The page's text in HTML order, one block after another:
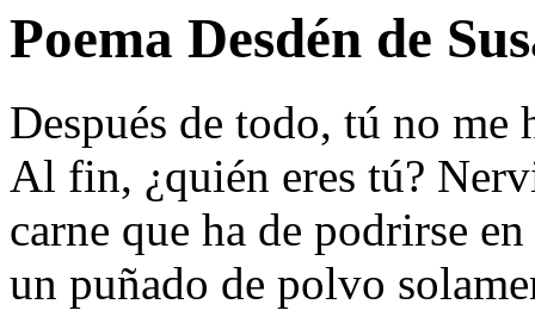
Poema Desdén de
Después de todo, tú no me
Al fin, ¿quién eres tú?
carne que ha de podrirse
un puñado de polvo